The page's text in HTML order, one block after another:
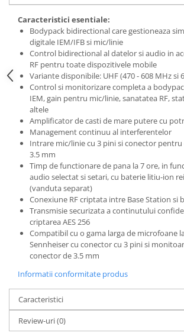
Accesorii de microfoane
Accesorii de rack
Accesorii echipamente de studio
Clape MIDI
Controllere MIDI - USB DAW
Controllere monitoare de studio
Convertoare AD/DA
Interfete audio
Interfete MIDI si Cabluri Midi-USB
Microfoane de studio
Monitoare de studio
Pop filtre
Preamplificatoare
Protectii antifonice pentru urechi
Rack studio
Recordere de studio
Recordere portabile
Sintetizatoare
Subwoofere de studio
Tratament acustic
Lumini si efecte
Caracteristici esentiale:
Bodypack bidirectional care gestioneaza
digitale IEM/IFB si mic/linie
Control bidirectional al datelor si audio in
RF pentru toate dispozitivele mobile
Variante disponibile: UHF (470 - 608 MHz si
Control si monitorizare completa a
IEM, gain pentru mic/linie, sanatatea RF,
altele
Amplificator de casti de mare putere cu
Management continuu al interferentelor
Intrare mic/linie cu 3 pini si conector pentru
3.5 mm
Timp de functionare de pana la 7 ore, in
audio selectat si setari, cu baterie litiu-ion
(vanduta separat)
Conexiune RF criptata intre Base Station si
Transmisie securizata a continutului
criptarea AES 256
Compatibil cu o gama larga de microfoane
Sennheiser cu conector cu 3 pini si
conector de 3.5 mm
Informatii conformitate produs
Caracteristici
Review-uri(0)